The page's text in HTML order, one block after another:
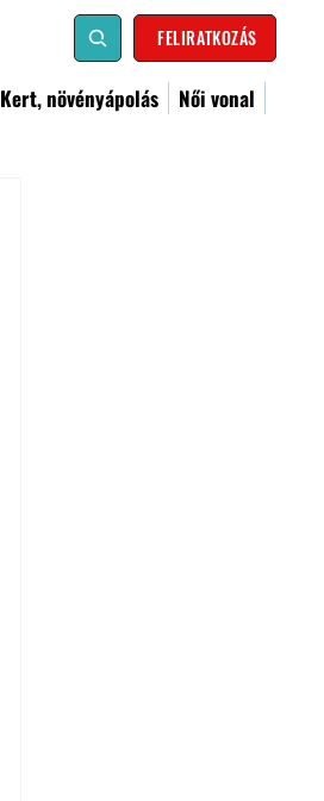
FELIRATKOZÁS
Kert, növényápolás
Női vonal